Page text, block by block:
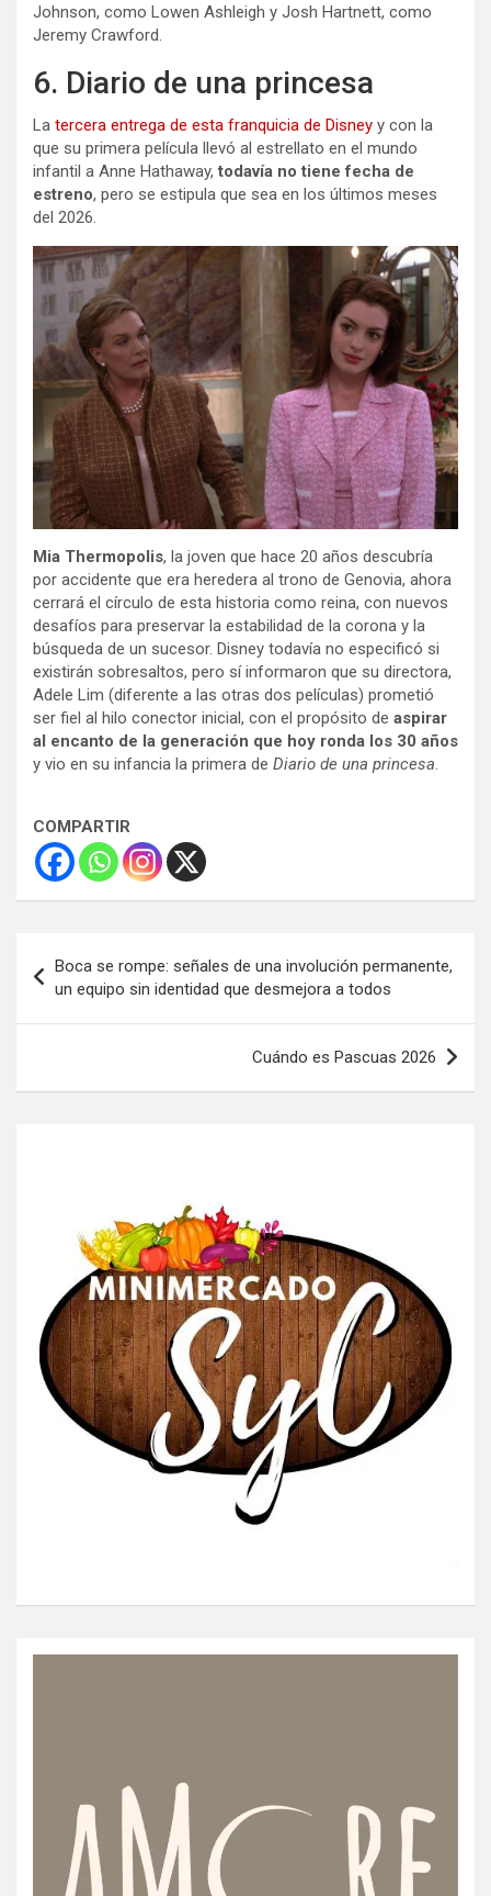
Johnson, como Lowen Ashleigh y Josh Hartnett, como
Jeremy Crawford.
6. Diario de una princesa
La tercera entrega de esta franquicia de Disney y con la
que su primera película llevó al estrellato en el mundo
infantil a Anne Hathaway,todavía no tiene fecha de
estreno, pero se estipula que sea en los últimos meses
del 2026.
Mia Thermopolis, la joven que hace 20 años descubría
por accidente que era heredera al trono de Genovia, ahora
cerrará el círculo de esta historia como reina, con nuevos
desafíos para preservar la estabilidad de la corona y la
búsqueda de un sucesor. Disney todavía no especificó si
existirán sobresaltos, pero sí informaron que su directora,
Adele Lim (diferente a las otras dos películas) prometió
ser fiel al hilo conector inicial, con el propósito de aspirar
al encanto de la generación que hoy ronda los 30 años
y vio en su infancia la primera de Diario de una princesa.
COMPARTIR
de
entradas
Boca se rompe: señales de una involución permanente,
un equipo sin identidad que desmejora a todos
Cuándo es Pascuas 2026